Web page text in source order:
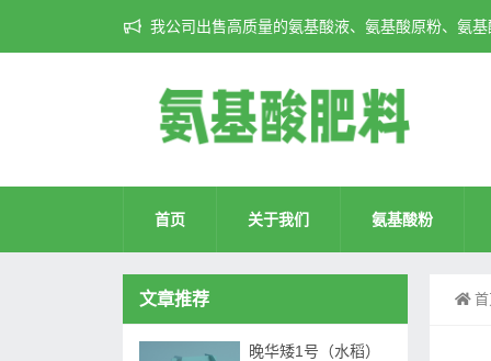
我公司出售高质量的氨基酸液、氨基酸原粉、氨
首页 关于我们 氨基酸粉
文章推荐
晚华矮1号（水稻）